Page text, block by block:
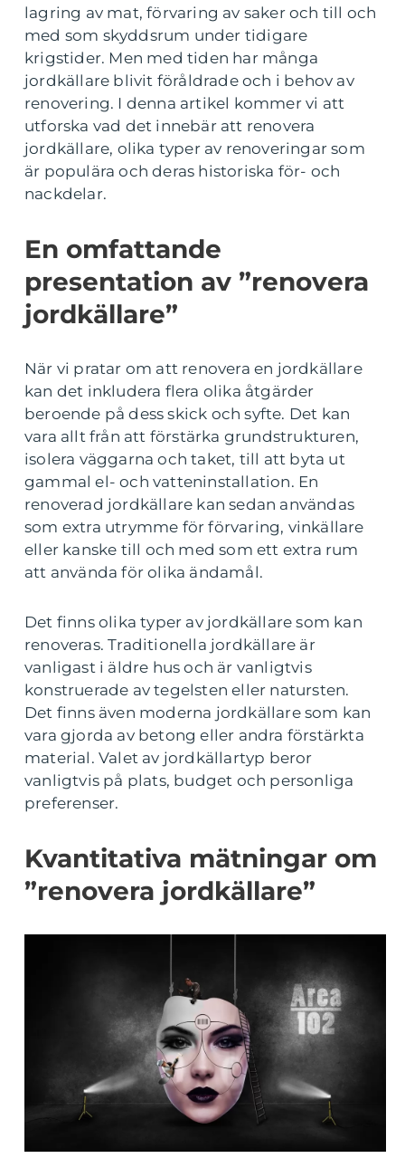
lagring av mat, förvaring av saker och till och
med som skyddsrum under tidigare
krigstider. Men med tiden har många
jordkällare blivit föråldrade och i behov av
renovering. I denna artikel kommer vi att
utforska vad det innebär att renovera
jordkällare, olika typer av renoveringar som
är populära och deras historiska för- och
nackdelar.
En omfattande
presentation av ”renovera
jordkällare”
När vi pratar om att renovera en jordkällare
kan det inkludera flera olika åtgärder
beroende på dess skick och syfte. Det kan
vara allt från att förstärka grundstrukturen,
isolera väggarna och taket, till att byta ut
gammal el- och vatteninstallation. En
renoverad jordkällare kan sedan användas
som extra utrymme för förvaring, vinkällare
eller kanske till och med som ett extra rum
att använda för olika ändamål.
Det finns olika typer av jordkällare som kan
renoveras. Traditionella jordkällare är
vanligast i äldre hus och är vanligtvis
konstruerade av tegelsten eller natursten.
Det finns även moderna jordkällare som kan
vara gjorda av betong eller andra förstärkta
material. Valet av jordkällartyp beror
vanligtvis på plats, budget och personliga
preferenser.
Kvantitativa mätningar om
”renovera jordkällare”